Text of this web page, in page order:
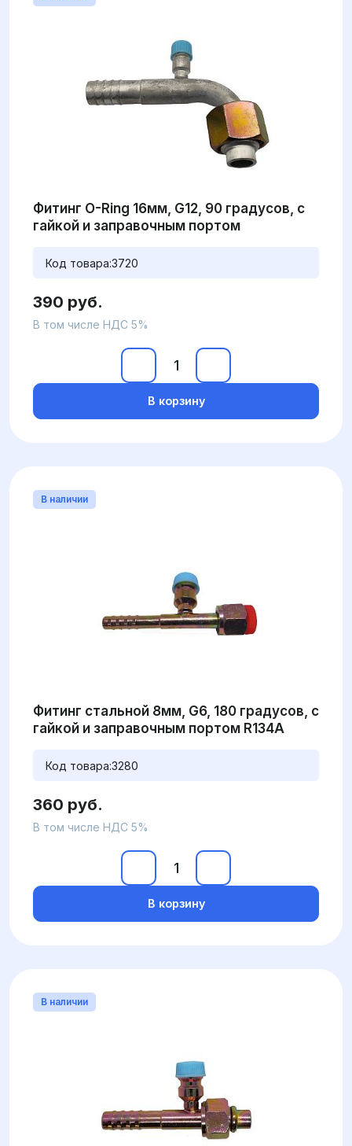
Фитинг O-Ring 16мм, G12, 90 градусов, с
гайкой и заправочным портом
Код товара:3720
390 руб.
В том числе НДС 5%
В корзину
В наличии
Фитинг стальной 8мм, G6, 180 градусов, с
гайкой и заправочным портом R134A
Код товара:3280
360 руб.
В том числе НДС 5%
В корзину
В наличии